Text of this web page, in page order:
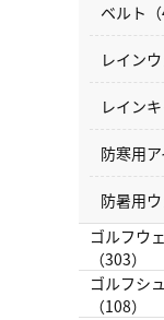
ベルト（
レインウ
レイン
防寒用ア
防暑用ウ
ゴルフウ
（303）
ゴルフシ
（108）